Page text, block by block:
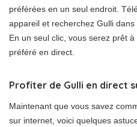
préférées en un seul endroit.
appareil et recherchez Gulli
En un seul clic, vous serez prêt
préféré en direct.
Profiter de Gulli en direct
Maintenant que vous savez
sur internet, voici quelques